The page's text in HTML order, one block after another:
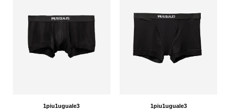
1piu1uguale3 1piu1uguale3